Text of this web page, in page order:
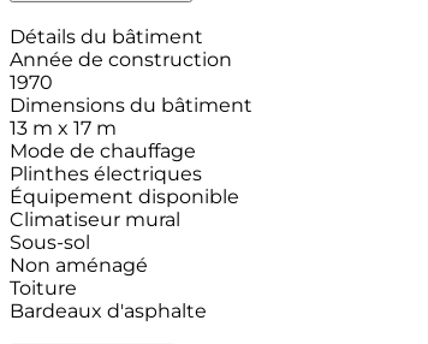
Détails du bâtiment
Année de construction
1970
Dimensions du bâtiment
13 m x 17 m
Mode de chauffage
Plinthes électriques
Équipement disponible
Climatiseur mural
Sous-sol
Non aménagé
Toiture
Bardeaux d'asphalte